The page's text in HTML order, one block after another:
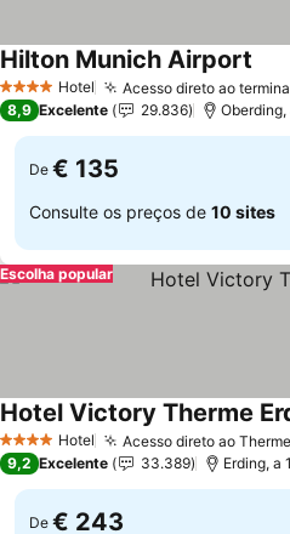
4 EstrelasHotel Acesso direto ao
Hilton Munich Airport
8,9 Excelente 29.836
De € 135
Consulte os preços de 10 sites
Escolha popular
4 EstrelasHotel Acesso direto ao
Hotel Victory Therme
9,2 Excelente 33.389 Erding, a
De € 243